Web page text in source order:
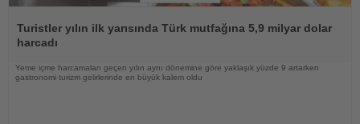
Oku
Turistler yılın ilk yarısında Türk mutfağına 5,9 milyar dolar
harcadı
Yeme içme harcamaları geçen yılın aynı dönemine göre yaklaşık yüzde 9 artarken
gastronomi turizm gelirlerinde en büyük kalem oldu